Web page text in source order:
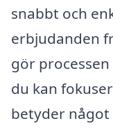
snabbt och
erbjudanden
gör
du kan
betyder något